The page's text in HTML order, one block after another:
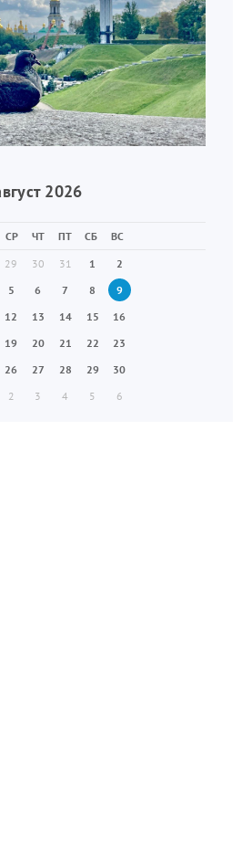
2026
СР ЧТ ПТ СБ
ВС
29 30 31 1
2
5 6 7 8
9
12 13 14 15
16
19 20 21 22
23
26 27 28 29
30
2 3 4 5 6